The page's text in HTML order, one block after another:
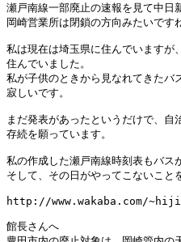
瀬戸南線一部廃止の速報を見て中日
岡崎営業所は閉鎖の方向みたいです
私は現在は埼玉県に住んでいますが
住んでいました。
私が子供のときから見なれてきたバ
寂しいです。
まだ発表があったというだけで、
存続を願っています。
私の作成した瀬戸南線時刻表もバス
そして、その日がやってこないこと
http://www.wakaba.com/
館長さんへ